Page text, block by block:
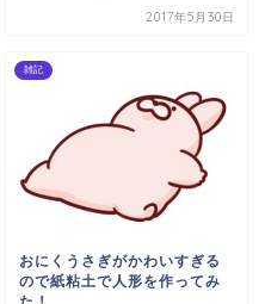
2017年5月30日
雑記
おにくうさぎがかわいすぎる
ので紙粘土で人形を作ってみ